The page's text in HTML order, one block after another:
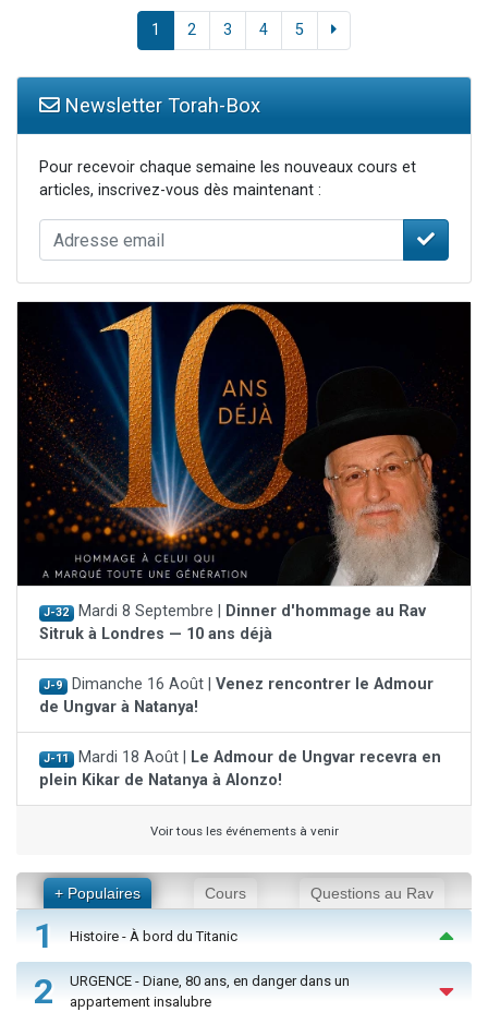
1 2 3 4 5
Newsletter Torah-Box
Pour recevoir chaque semaine les nouveaux cours et
articles, inscrivez-vous dès maintenant :
J-32 Mardi 8 Septembre |
Dinner d'hommage au Rav
Sitruk à Londres — 10 ans déjà
J-9 Dimanche 16 Août | Venez rencontrer le Admour
de Ungvar à Natanya!
J-11 Mardi 18 Août |
Le Admour de Ungvar recevra en
plein Kikar de Natanya à Alonzo!
Voir tous les événements à venir
+ Populaires Cours Questions au Rav
1 Histoire - À bord du Titanic
2
URGENCE - Diane, 80 ans, en danger dans un
appartement insalubre